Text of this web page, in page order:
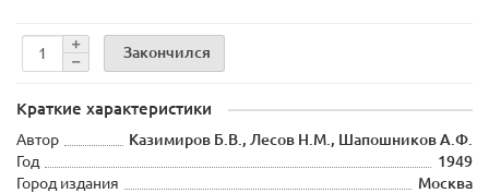
Закончился
Краткие характеристики
Автор
Казимиров Б.В., Лесов Н.М., Шапошников А.Ф.
Год
1949
Город издания
Москва